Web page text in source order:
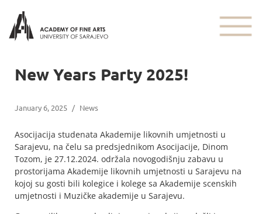
New Years Party 2025!
January 6, 2025 / News
Asocijacija studenata Akademije likovnih umjetnosti u
Sarajevu, na čelu sa predsjednikom Asocijacije, Dinom
Tozom, je 27.12.2024. održala novogodišnju zabavu u
prostorijama Akademije likovnih umjetnosti u Sarajevu na
kojoj su gosti bili kolegice i kolege sa Akademije scenskih
umjetnosti i Muzičke akademije u Sarajevu.